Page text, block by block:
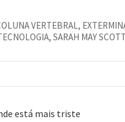
VERTEBRAL ,
, SARAH MAY SCOTT
está mais triste